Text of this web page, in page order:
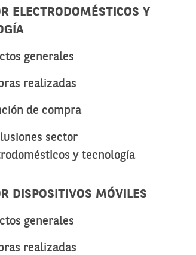
ELECTRODOMÉSTICOS Y
generales
realizadas
de compra
sector
y tecnología
DISPOSITIVOS MÓVILES
generales
realizadas